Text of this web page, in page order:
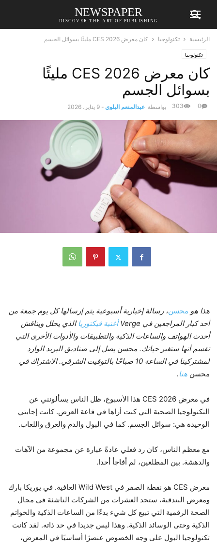
NEWSPAPER
DISCOVER THE ART OF PUBLISHING
الرئيسية تكنولوجيا كان معرض CES 2026 مليئًا بسوائل الجسم
تكنولوجيا
كان معرض CES 2026 مليئًا
بسوائل الجسم
بواسطة عبدالمنعم البلوي - 9 يناير، 2026 0
303
هذا هو محسن، رسالة إخبارية أسبوعية يتم إرسالها كل يوم جمعة من
أحد كبار المراجعين في Verge
أغنية فيكتوريا الذي يحلل ويناقش
أحدث الهواتف والساعات الذكية والتطبيقات والأدوات الأخرى التي
تقسم أنها ستغير حياتك. محسن يصل إلى صناديق البريد الوارد
لمشتركينا في الساعة 10 صباحًا بالتوقيت الشرقي. الاشتراك في
محسن هنا.
في معرض CES 2026 هذا الأسبوع، ظل الناس يسألونني عن
التكنولوجيا الصحية التي كنت أراها في قاعة العرض. كانت إجابتي
الوحيدة هي: سوائل الجسم. كما في البول والدم والعرق واللعاب.
مع معظم الناس، كان رد فعلي عادةً عبارة عن مجموعة من الآهات
والدهشة. بين المطلعين، لم أفاجأ أحدا.
معرض CES هو نقطة الصفر في Wild West العافية. في يوريكا بارك
ومعرض البندقية، ستجد العشرات من الشركات الناشئة في مجال
الصحة الرقمية التي تبيع كل شيء بدءًا من الساعات الذكية والخواتم
الذكية وحتى الوسائد الذكية. وهذا ليس جديدا في حد ذاته. لقد كانت
تكنولوجيا البول على وجه الخصوص عنصرًا أساسيًا في المعرض،